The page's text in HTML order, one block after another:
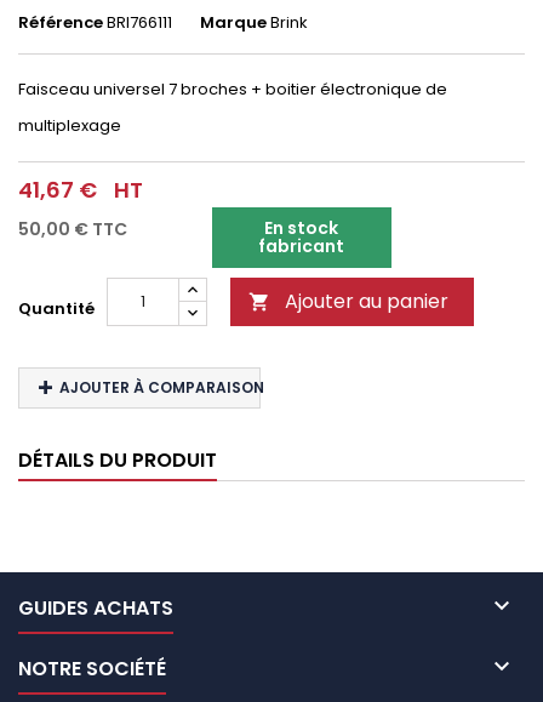
RéférenceBRI766111 MarqueBrink
Faisceau universel 7 broches + boitier électronique de
multiplexage
41,67 € HT
50,00 € TTC En stock
fabricant
Quantité  Ajouter au panier
AJOUTER À COMPARAISON
DÉTAILS DU PRODUIT
GUIDES ACHATS 
NOTRE SOCIÉTÉ 